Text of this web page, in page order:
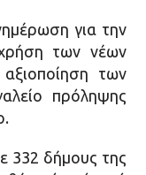
για την
των νέων
των
πρόληψης
332 δήμους της